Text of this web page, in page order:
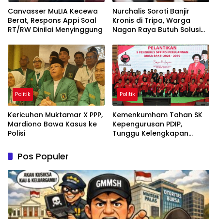
Canvasser MuLIA Kecewa
Berat, Respons Appi Soal
RT/RW Dinilai Menyinggung
Nurchalis Soroti Banjir
Kronis di Tripa, Warga
Nagan Raya Butuh Solusi
Politik
Kericuhan Muktamar X PPP,
Mardiono Bawa Kasus ke
Polisi
Politik
Kemenkumham Tahan SK
Kepengurusan PDIP,
Tunggu Kelengkapan
Pos Populer